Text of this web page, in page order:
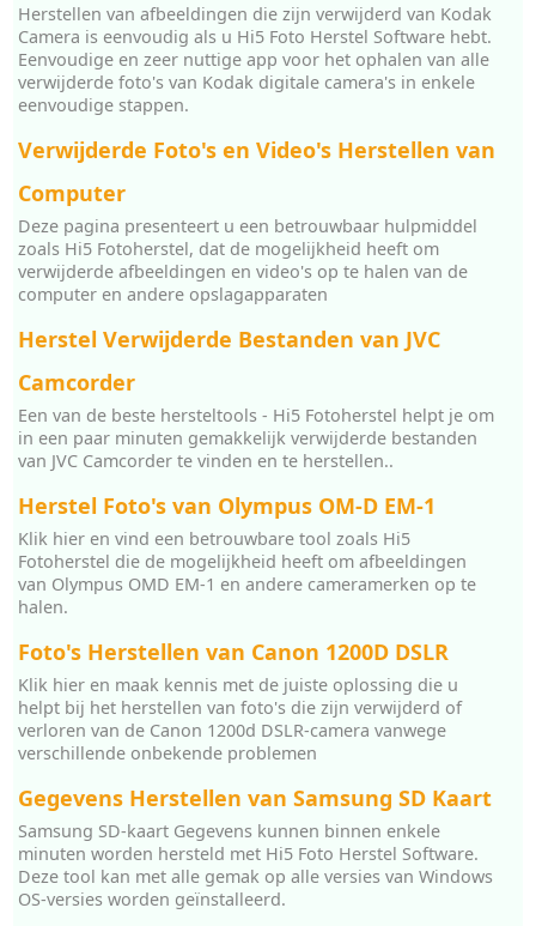
Herstellen van afbeeldingen die zijn verwijderd van Kodak
Camera is eenvoudig als u Hi5 Foto Herstel Software hebt.
Eenvoudige en zeer nuttige app voor het ophalen van alle
verwijderde foto's van Kodak digitale camera's in enkele
eenvoudige stappen.
Verwijderde Foto's en Video's Herstellen van
Computer
Deze pagina presenteert u een betrouwbaar hulpmiddel
zoals Hi5 Fotoherstel, dat de mogelijkheid heeft om
verwijderde afbeeldingen en video's op te halen van de
computer en andere opslagapparaten
Herstel Verwijderde Bestanden van JVC
Camcorder
Een van de beste hersteltools - Hi5 Fotoherstel helpt je om
in een paar minuten gemakkelijk verwijderde bestanden
van JVC Camcorder te vinden en te herstellen..
Herstel Foto's van Olympus OM-D EM-1
Klik hier en vind een betrouwbare tool zoals Hi5
Fotoherstel die de mogelijkheid heeft om afbeeldingen
van Olympus OMD EM-1 en andere cameramerken op te
halen.
Foto's Herstellen van Canon 1200D DSLR
Klik hier en maak kennis met de juiste oplossing die u
helpt bij het herstellen van foto's die zijn verwijderd of
verloren van de Canon 1200d DSLR-camera vanwege
verschillende onbekende problemen
Gegevens Herstellen van Samsung SD Kaart
Samsung SD-kaart Gegevens kunnen binnen enkele
minuten worden hersteld met Hi5 Foto Herstel Software.
Deze tool kan met alle gemak op alle versies van Windows
OS-versies worden geïnstalleerd.